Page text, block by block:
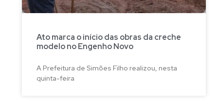
Ato marca o início das obras da creche
modelo no Engenho Novo
A Prefeitura de Simões Filho realizou, nesta
quinta-feira